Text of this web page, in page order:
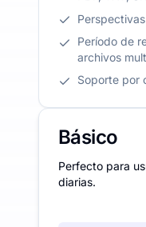
Período de
archivos
Soporte por
Básico
Perfecto para
diarias.